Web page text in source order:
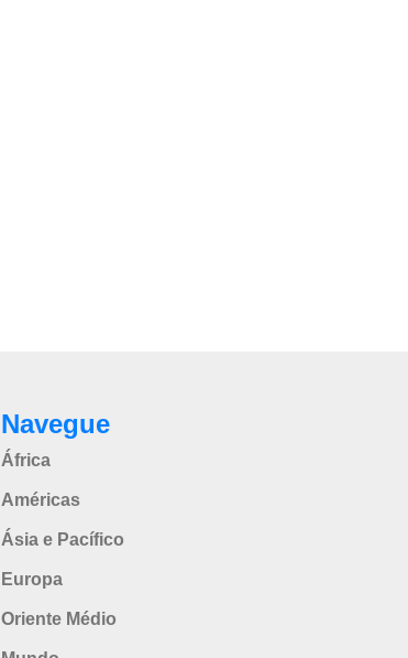
Navegue
África
Américas
Ásia e Pacífico
Europa
Oriente Médio